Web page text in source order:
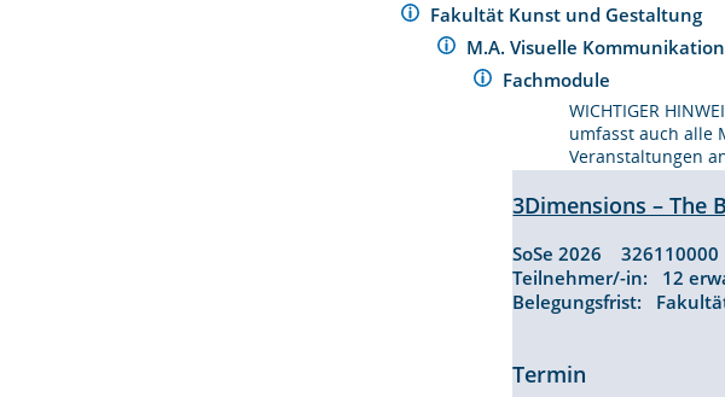
Fakultät Kunst und Gestaltung
M.A. Visuelle Kommunikation
Fachmodule
WICHTIGER
umfasst auch alle
Veranstaltungen
3Dimensions – The
SoSe 2026
Teilnehmer/-in: 12
Belegungsfrist:
Termin